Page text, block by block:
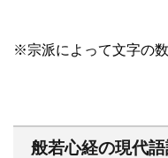
※宗派によって文字の
般若心経の現代語